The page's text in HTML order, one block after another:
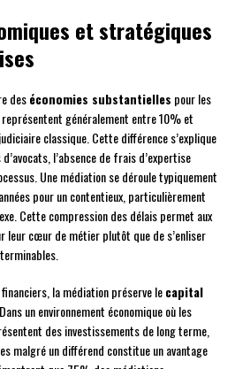
et stratégiques
deséconomies substantielles pour les
généralement entre 10% et
classique. Cette différence s’explique
l’absence de frais d’expertise
Une médiation se déroule typiquement
pour un contentieux, particulièrement
Cette compression des délais permet aux
leur cœur de métier plutôt que de s’enliser
la médiation préserve lecapital
un environnement économique où les
des investissements de long terme,
malgré un différend constitue un avantage